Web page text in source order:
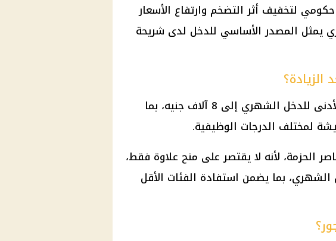
لتخفيف أثر التضخم وارتفاع الأسعار
يمثل المصدر الأساسي للدخل لدى شريحة
تتضمن الحزمة الجديدة رفع الحد الأدنى للدخل الشهري إلى 8 آلاف جنيه، بما
لمختلف الدرجات الوظيفية.
الحزمة، لأنه لا يقتصر على منح علاوة فقط،
بما يضمن استفادة الفئات الأقل